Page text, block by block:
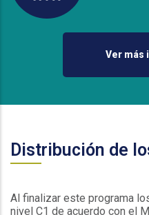
Ver más
Distribución de
Al finalizar este programa
nivel C1 de acuerdo con el